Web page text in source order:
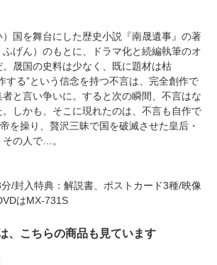
国を舞台にした歴史小説『南晟遺事』の著
げん）のもとに、ドラマ化と続編執筆のオ
晟国の史料は少なく、既に題材は枯
する”という信念を持つ不言は、完全創作で
と言い争いに。すると次の瞬間、不言はな
しかも、そこに現れたのは、不言も自作で
を操り、贅沢三昧で国を破滅させた皇后・
の人で…。
/封入特典：解説書、ポストカード3種/映像
はMX-731S
、こちらの商品も見ています